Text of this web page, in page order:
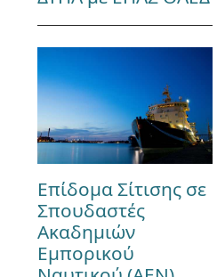
Επίδομα Σίτισης σε
Σπουδαστές
Ακαδημιών
Εμπορικού